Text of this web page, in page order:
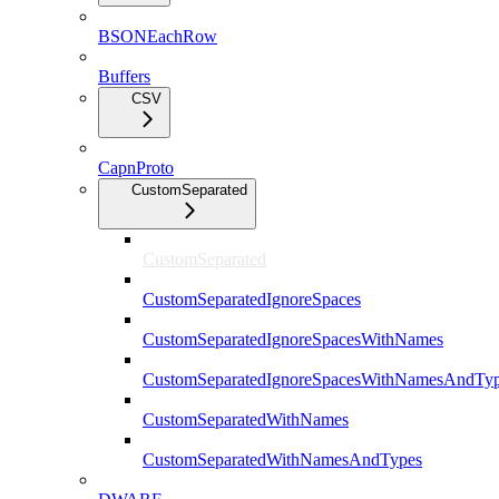
BSONEachRow
Buffers
CSV
CapnProto
CustomSeparated
CustomSeparated
CustomSeparatedIgnoreSpaces
CustomSeparatedIgnoreSpacesWithNames
CustomSeparatedWithNames
CustomSeparatedWithNamesAndTypes